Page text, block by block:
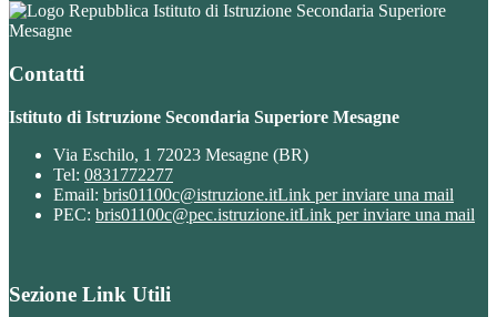
Istituto di Istruzione Secondaria Superiore
Mesagne
Contatti
Istituto di Istruzione Secondaria Superiore Mesagne
Via Eschilo, 1 72023 Mesagne (BR)
Tel: 0831772277
Email: bris01100c@istruzione.itLink per inviare una mail
PEC: bris01100c@pec.istruzione.itLink per inviare una mail
Sezione Link Utili